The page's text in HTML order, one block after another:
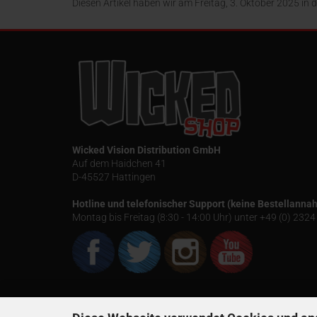
Diesen Artikel haben wir am Freitag, 3. Oktober 2025 in
Wicked Vision Distribution GmbH
Auf dem Haidchen 41
D-45527 Hattingen
Hotline und telefonischer Support (keine
Montag bis Freitag (8:30 - 14:00 Uhr) unter +49 (0)